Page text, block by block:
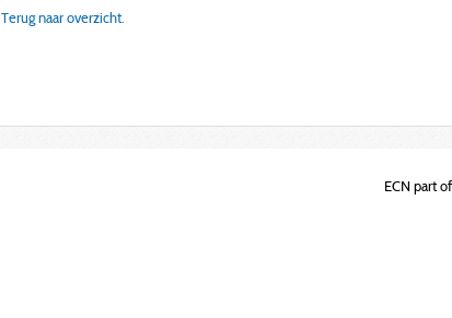
Terug naar overzicht.
ECN part